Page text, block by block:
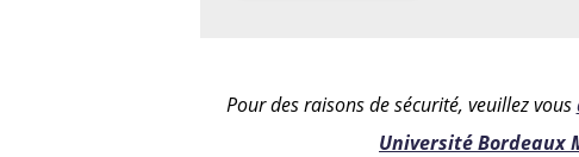
Pour des raisons de sécurité, veuillez vous
Université Bordeaux